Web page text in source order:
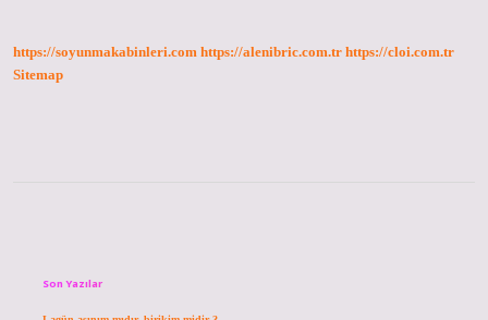
https://soyunmakabinleri.com https://alenibric.com.tr https://cloi.com.tr
Sitemap
Son Yazılar